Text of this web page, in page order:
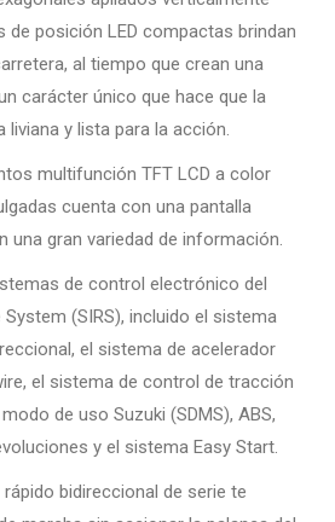
de posición LED compactas brindan
al tiempo que crean una
carácter único que hace que la
liviana y lista para la acción.
multifunción TFT LCD a color
cuenta con una pantalla
una gran variedad de información.
de control electrónico del
System (SIRS), incluido el sistema
el sistema de acelerador
el sistema de control de tracción
de uso Suzuki (SDMS), ABS,
y el sistema Easy Start.
bidireccional de serie te